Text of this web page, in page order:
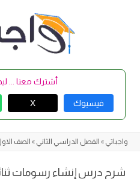
أشترك معنا ...
فيسبوك X
واجباتي » الفصل الدراسي الثاني » الصف
شرح درس إنشاء رسومات